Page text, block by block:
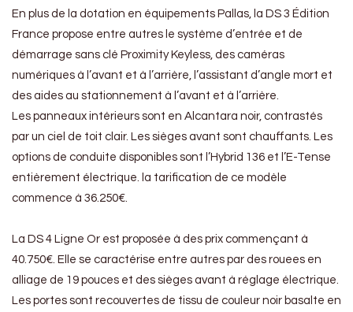
En plus de la dotation en équipements Pallas, la DS 3 Édition
France propose entre autres le système d’entrée et de
démarrage sans clé Proximity Keyless, des caméras
numériques à l’avant et à l’arrière, l’assistant d’angle mort et
des aides au stationnement à l’avant et à l’arrière.
Les panneaux intérieurs sont en Alcantara noir, contrastés
par un ciel de toit clair. Les sièges avant sont chauffants. Les
options de conduite disponibles sont l’Hybrid 136 et l’E-Tense
entièrement électrique. la tarification de ce modèle
commence à 36.250€.
La DS 4 Ligne Or est proposée à des prix commençant à
40.750€. Elle se caractérise entre autres par des rouees en
alliage de 19 pouces et des sièges avant à réglage électrique.
Les portes sont recouvertes de tissu de couleur noir basalte en